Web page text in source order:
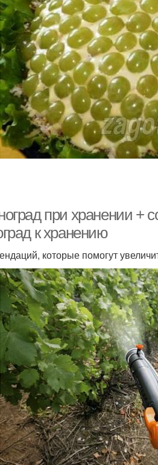
при хранении +
к хранению
которые помогут